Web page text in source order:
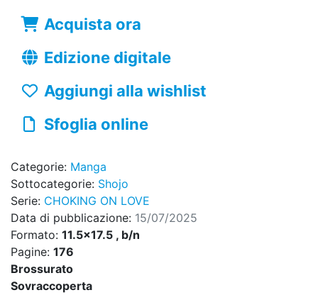
Acquista ora
Edizione digitale
Aggiungi alla wishlist
Sfoglia online
Categorie: Manga
Sottocategorie: Shojo
Serie: CHOKING ON LOVE
Data di pubblicazione: 15/07/2025
Formato: 11.5x17.5 , b/n
Pagine: 176
Brossurato
Sovraccoperta